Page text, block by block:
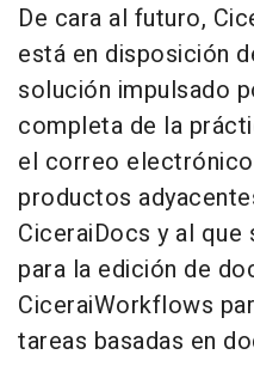
De cara al futuro,
está en disposición
solución impulsado
completa de la
el correo
productos
CiceraiDocs y al que
para la edición de
CiceraiWorkflows
tareas basadas en